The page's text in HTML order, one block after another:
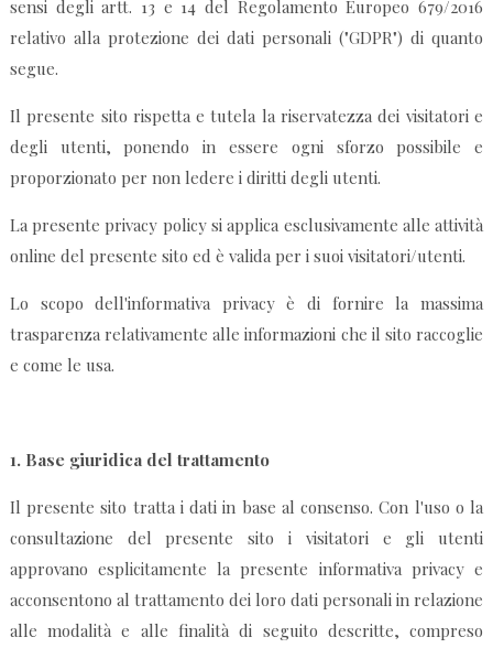
sensi degli artt. 13 e 14 del Regolamento Europeo 679/2016
relativo alla protezione dei dati personali ("GDPR") di quanto
segue.
Il presente sito rispetta e tutela la riservatezza dei visitatori e
degli utenti, ponendo in essere ogni sforzo possibile e
proporzionato per non ledere i diritti degli utenti.
La presente privacy policy si applica esclusivamente alle attività
online del presente sito ed è valida per i suoi visitatori/utenti.
Lo scopo dell'informativa privacy è di fornire la massima
trasparenza relativamente alle informazioni che il sito raccoglie
e come le usa.
1. Base giuridica del trattamento
Il presente sito tratta i dati in base al consenso. Con l'uso o la
consultazione del presente sito i visitatori e gli utenti
approvano esplicitamente la presente informativa privacy e
acconsentono al trattamento dei loro dati personali in relazione
alle modalità e alle finalità di seguito descritte, compreso